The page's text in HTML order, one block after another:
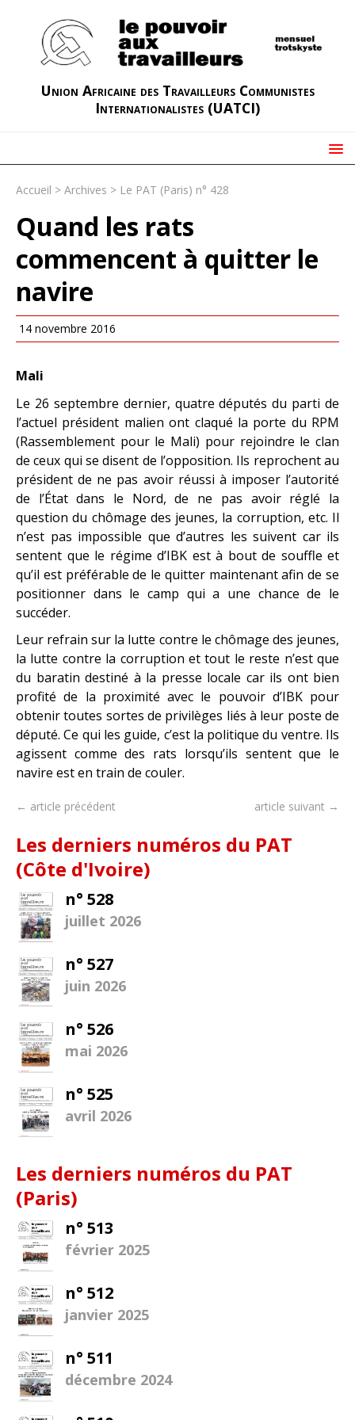
Union Africaine des Travailleurs Communistes
Internationalistes (UATCI)
Accueil > Archives > Le PAT (Paris) n° 428
Quand les rats
commencent à quitter le
navire
14 novembre 2016
Mali
Le 26 septembre dernier, quatre députés du parti de
l’actuel président malien ont claqué la porte du RPM
(Rassemblement pour le Mali) pour rejoindre le clan
de ceux qui se disent de l’opposition. Ils reprochent au
président de ne pas avoir réussi à imposer l’autorité
de l’État dans le Nord, de ne pas avoir réglé la
question du chômage des jeunes, la corruption, etc. Il
n’est pas impossible que d’autres les suivent car ils
sentent que le régime d’IBK est à bout de souffle et
qu’il est préférable de le quitter maintenant afin de se
positionner dans le camp qui a une chance de le
succéder.
Leur refrain sur la lutte contre le chômage des jeunes,
la lutte contre la corruption et tout le reste n’est que
du baratin destiné à la presse locale car ils ont bien
profité de la proximité avec le pouvoir d’IBK pour
obtenir toutes sortes de privilèges liés à leur poste de
député. Ce qui les guide, c’est la politique du ventre. Ils
agissent comme des rats lorsqu’ils sentent que le
navire est en train de couler.
← article précédent article suivant →
Les derniers numéros du PAT
(Côte d'Ivoire)
n° 528
juillet 2026
n° 527
juin 2026
n° 526
mai 2026
n° 525
avril 2026
Les derniers numéros du PAT
(Paris)
n° 513
février 2025
n° 512
janvier 2025
n° 511
décembre 2024